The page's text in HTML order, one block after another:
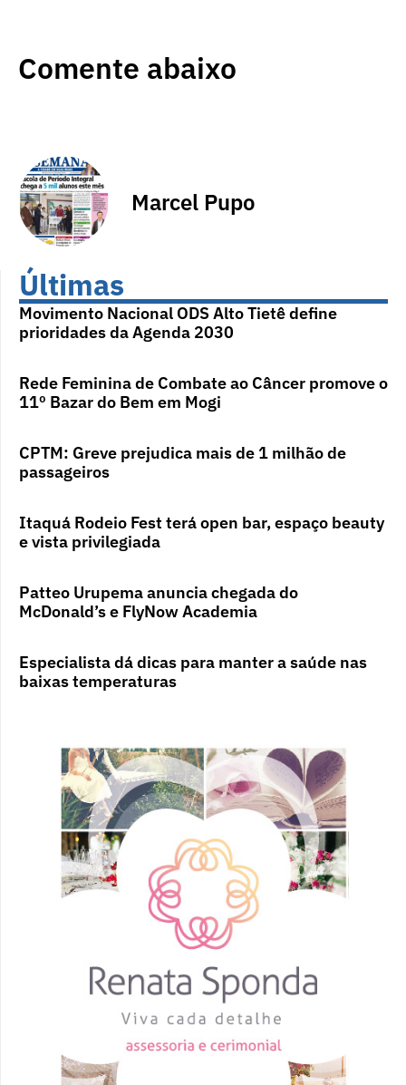
Comente abaixo
Marcel Pupo
Últimas
Movimento Nacional ODS Alto Tietê define
prioridades da Agenda 2030
Rede Feminina de Combate ao Câncer promove o
11º Bazar do Bem em Mogi
CPTM: Greve prejudica mais de 1 milhão de
passageiros
Itaquá Rodeio Fest terá open bar, espaço beauty
e vista privilegiada
Patteo Urupema anuncia chegada do
McDonald’s e FlyNow Academia
Especialista dá dicas para manter a saúde nas
baixas temperaturas